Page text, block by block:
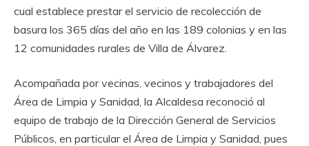
cual establece prestar el servicio de recolección de
basura los 365 días del año en las 189 colonias y en las
12 comunidades rurales de Villa de Álvarez.
Acompañada por vecinas, vecinos y trabajadores del
Área de Limpia y Sanidad, la Alcaldesa reconoció al
equipo de trabajo de la Dirección General de Servicios
Públicos, en particular el Área de Limpia y Sanidad, pues